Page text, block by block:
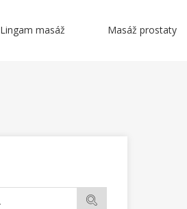
Lingam masáž Masáž prostaty